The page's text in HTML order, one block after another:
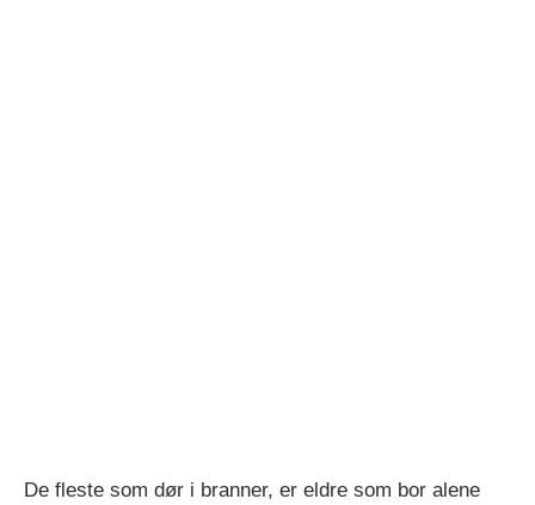
De fleste som dør i branner, er eldre som bor alene